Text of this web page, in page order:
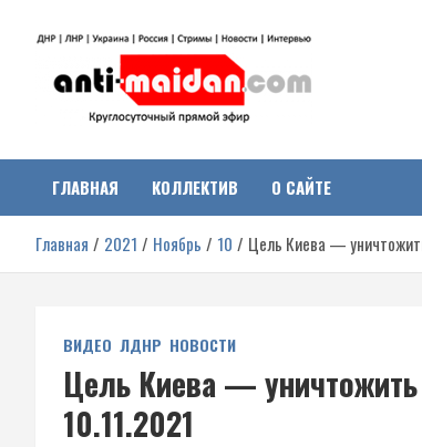
Антимайдан:
Гражданская война
Украине
о гражданской войне на Украине, включая события в
ДНР, ЛНР и других регионах.
ГЛАВНАЯ КОЛЛЕКТИВ О САЙТЕ
Главная 2021 Ноябрь 10 Цель Киева —
ВИДЕО ЛДНР НОВОСТИ
Цель Киева — уничтожить
10.11.2021